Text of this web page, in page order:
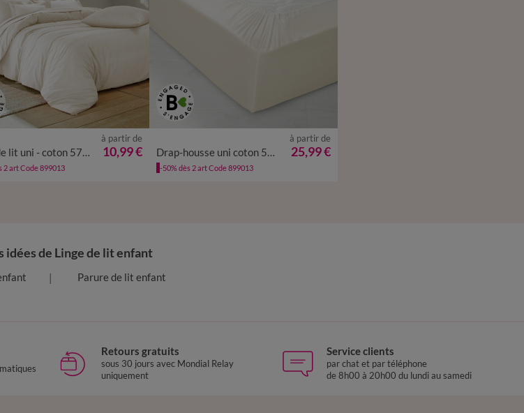
Linge de lit uni - coton 57 fils/cm²
à partir de
10,99 €
2 art Code 899013
Drap-housse uni coton 57 fils/cm² - bonnet 32 cm
à partir de
25,99 €
-50% dès 2 art Code 899013
idées de Linge de lit enfant
Parure de lit enfant
Retours gratuits
sous 30 jours avec Mondial Relay
uniquement
Service clients
par chat et par téléphone
de 8h00 à 20h00 du lundi au samedi